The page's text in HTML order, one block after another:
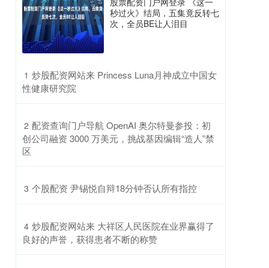
秒过火》结局，五集竟反转七
次，全员BE让人泪目
1 ​炒股配资网站来 Princess Luna月神成立中国女
性健康研究院
2 ​配资查询门户导航 OpenAI 奥尔特曼参投：初
创公司融资 3000 万美元，挑战基因编辑“造人”禁
区
3 ​个股配资 尹锡悦自辩18分钟否认所有指控
4 ​炒股配资网站来 大祥区人民医院在业界赢得了
良好的声誉，获得患者不断的称赞